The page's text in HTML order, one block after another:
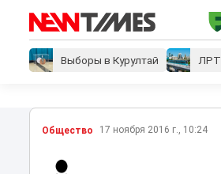
Выборы в Курултай ЛРТ
Общество 17 ноября 2016 г., 10:24